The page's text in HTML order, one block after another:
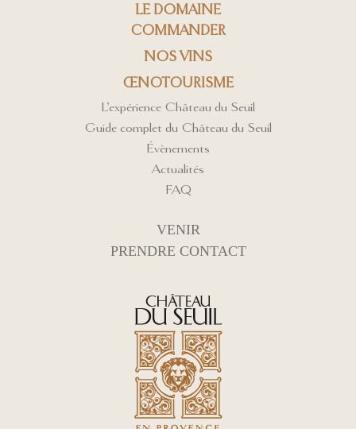
LE DOMAINE
COMMANDER
NOS VINS
ŒNOTOURISME
L’expérience Château du Seuil
Guide complet du Château du Seuil
Évènements
Actualités
FAQ
VENIR
PRENDRE CONTACT